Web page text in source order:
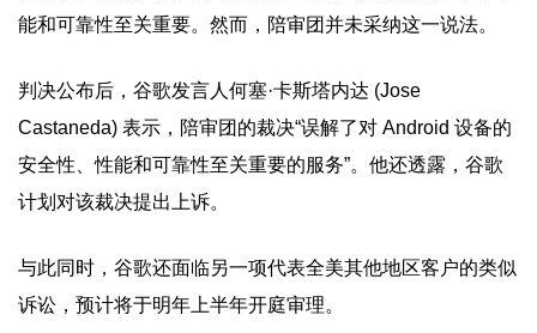
能和可靠性至关重要。然而，陪审团并未采纳这一说法。
判决公布后，谷歌发言人何塞·卡斯塔内达 (Jose
Castaneda) 表示，陪审团的裁决“误解了对 Android 设备的
安全性、性能和可靠性至关重要的服务”。他还透露，谷歌
计划对该裁决提出上诉。
与此同时，谷歌还面临另一项代表全美其他地区客户的类似
诉讼，预计将于明年上半年开庭审理。